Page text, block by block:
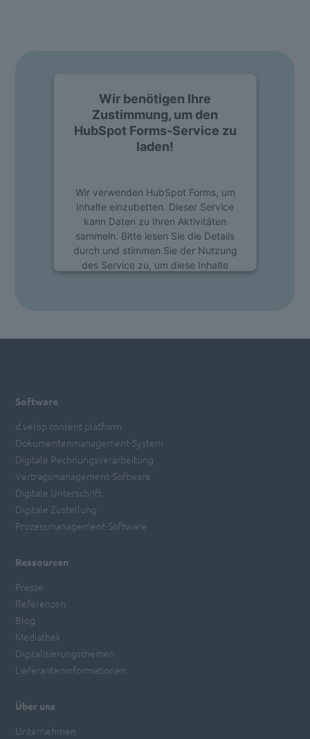
Wir benötigen Ihre
Zustimmung, um den
HubSpot Forms-Service zu
laden!
Wir verwenden HubSpot Forms, um
Inhalte einzubetten. Dieser Service
kann Daten zu Ihren Aktivitäten
sammeln. Bitte lesen Sie die Details
durch und stimmen Sie der Nutzung
des Service zu, um diese Inhalte
Akzeptieren
Software
d.velop content platform
Dokumentenmanagement-System
Digitale Rechnungsverarbeitung
Vertragsmanagement-Software
Digitale Unterschrift
Digitale Zustellung
Prozessmanagement-Software
Ressourcen
Presse
Referenzen
Blog
Mediathek
Digitalisierungsthemen
Lieferanteninformationen
Über uns
Unternehmen